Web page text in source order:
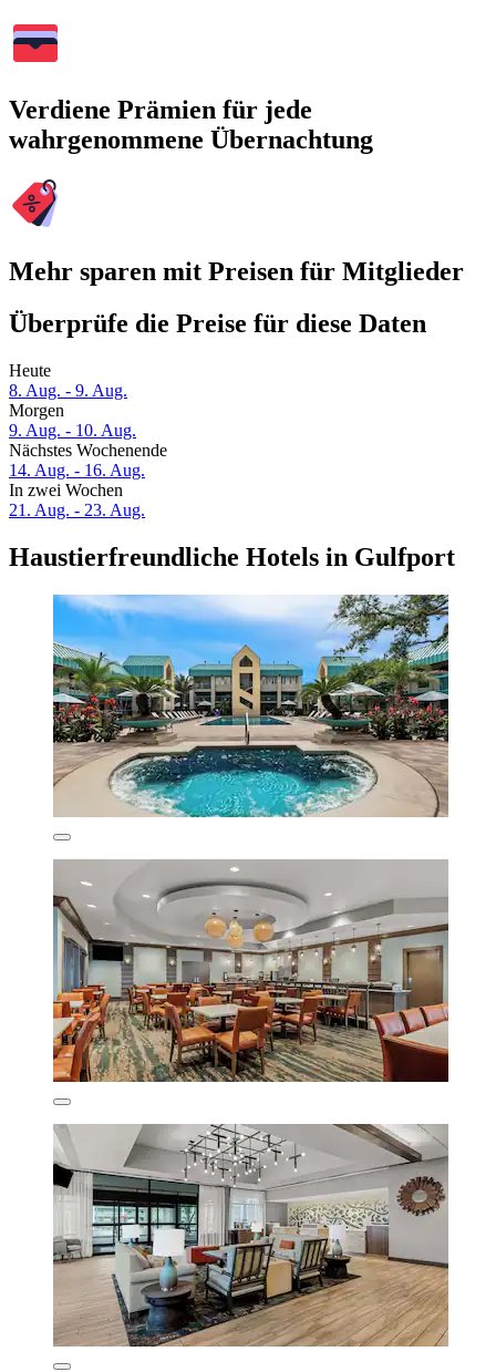
Verdiene Prämien für jede
wahrgenommene Übernachtung
Mehr sparen mit Preisen für Mitglieder
Überprüfe die Preise für diese Daten
Heute
8. Aug. - 9. Aug.
Morgen
9. Aug. - 10. Aug.
Nächstes Wochenende
14. Aug. - 16. Aug.
In zwei Wochen
21. Aug. - 23. Aug.
Haustierfreundliche Hotels in Gulfport